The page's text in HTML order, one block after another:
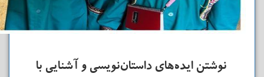
نوشتن ایده‌های داستان‌نویسی و آشنایی با